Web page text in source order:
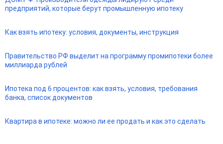
предприятий, которые берут промышленную ипотеку
Как взять ипотеку: условия, документы, инструкция
Правительство РФ выделит на программу промипотеки более
миллиарда рублей
Ипотека под 6 процентов: как взять, условия, требования
банка, список документов
Квартира в ипотеке: можно ли ее продать и как это сделать